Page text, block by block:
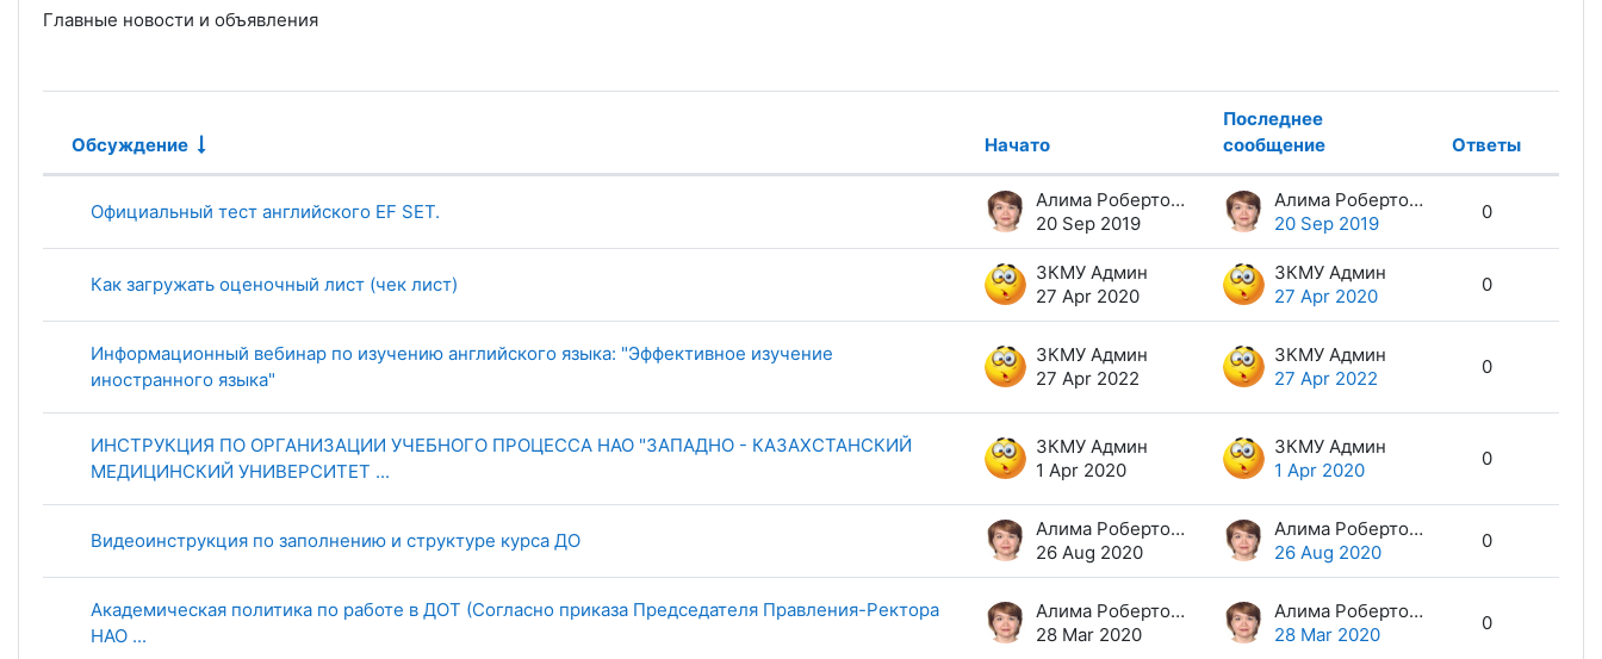
Главные новости и объявления
Список обсуждений. Показано 6 из 6 обсуждений
Статус
Обсуждение Начато
Последнее
сообщение
Ответы
Официальный тест английского EF SET.
Алима Робертовна Кашкинбаева
20 Sep 2019
Алима Робертовна Кашкинбаева
20 Sep 2019
0
Как загружать оценочный лист (чек лист)
ЗКМУ Админ
27 Apr 2020
ЗКМУ Админ
27 Apr 2020
0
Информационный вебинар по изучению английского языка: "Эффективное изучение
иностранного языка"
ЗКМУ Админ
27 Apr 2022
ЗКМУ Админ
27 Apr 2022
0
ИНСТРУКЦИЯ ПО ОРГАНИЗАЦИИ УЧЕБНОГО ПРОЦЕССА НАО "ЗАПАДНО - КАЗАХСТАНСКИЙ
МЕДИЦИНСКИЙ УНИВЕРСИТЕТ ...
ЗКМУ Админ
1 Apr 2020
ЗКМУ Админ
1 Apr 2020
0
Видеоинструкция по заполнению и структуре курса ДО
Алима Робертовна Кашкинбаева
26 Aug 2020
Алима Робертовна Кашкинбаева
26 Aug 2020
0
Академическая политика по работе в ДОТ (Согласно приказа Председателя Правления-Ректора
НАО ...
Алима Робертовна Кашкинбаева
28 Mar 2020
Алима Робертовна Кашкинбаева
28 Mar 2020
0